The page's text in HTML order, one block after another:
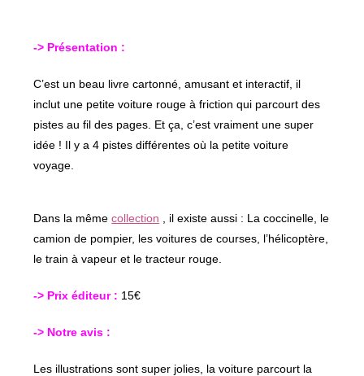
-> Présentation :
C’est un beau livre cartonné, amusant et interactif, il
inclut une petite voiture rouge à friction qui parcourt des
pistes au fil des pages. Et ça, c’est vraiment une super
idée ! Il y a 4 pistes différentes où la petite voiture
voyage.
Dans la mêmecollection , il existe aussi : La coccinelle, le
camion de pompier, les voitures de courses, l’hélicoptère,
le train à vapeur et le tracteur rouge.
-> Prix éditeur : 15€
-> Notre avis :
Les illustrations sont super jolies, la voiture parcourt la